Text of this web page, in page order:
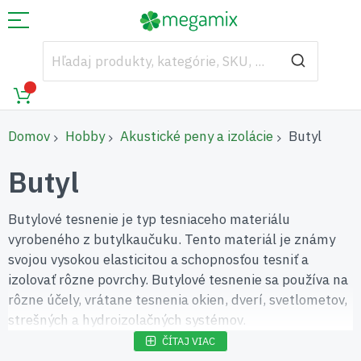
Domov Hobby Akustické peny a izolácie Butyl
Butyl
Butylové tesnenie je typ tesniaceho materiálu
vyrobeného z butylkaučuku. Tento materiál je známy
svojou vysokou elasticitou a schopnosťou tesniť a
izolovať rôzne povrchy. Butylové tesnenie sa používa na
rôzne účely, vrátane tesnenia okien, dverí, svetlometov,
strešných a hydroizolačných systémov.
Butylové tesnenie je dostupné vo forme pások, ktoré sa
ČÍTAJ VIAC